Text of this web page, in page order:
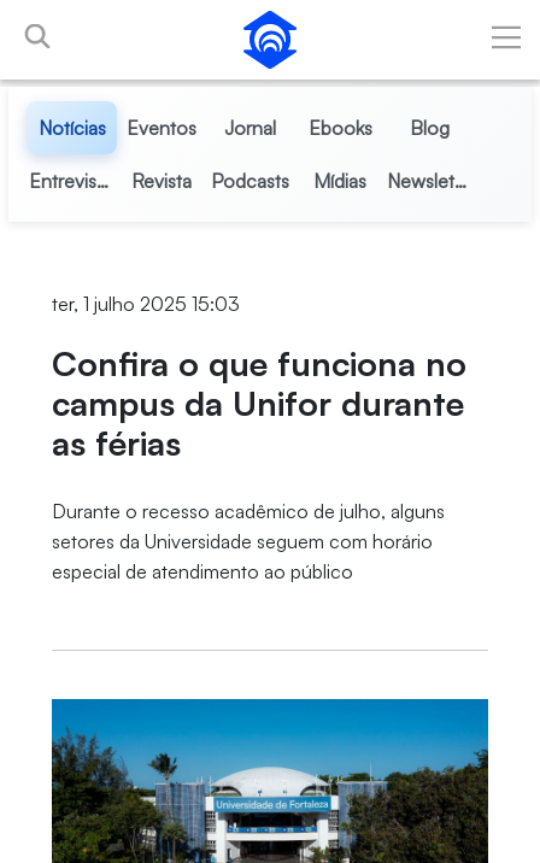
Pular para o Conteúdo principal
Notícias Eventos Jornal Ebooks Blog
Entrevistas Revista Podcasts Mídias Newsletter
ter, 1 julho 2025 15:03
Confira o que funciona no
campus da Unifor durante
as férias
Durante o recesso acadêmico de julho, alguns
setores da Universidade seguem com horário
especial de atendimento ao público